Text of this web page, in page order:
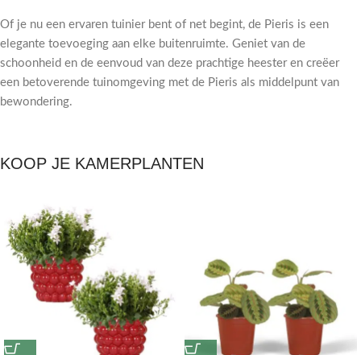
Of je nu een ervaren tuinier bent of net begint, de Pieris is een
elegante toevoeging aan elke buitenruimte. Geniet van de
schoonheid en de eenvoud van deze prachtige heester en creëer
een betoverende tuinomgeving met de Pieris als middelpunt van
bewondering.
KOOP JE KAMERPLANTEN